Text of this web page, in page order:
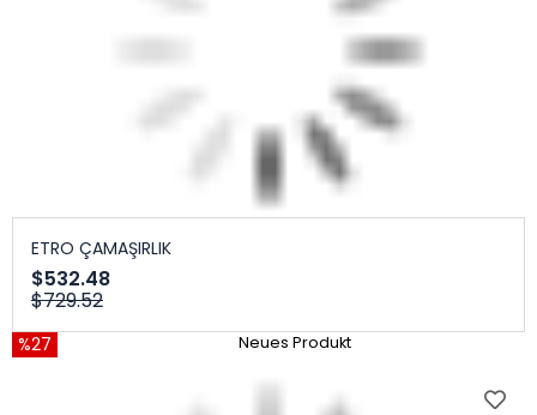
ETRO ÇAMAŞIRLIK
$532.48
$729.52
%27 Neues Produkt